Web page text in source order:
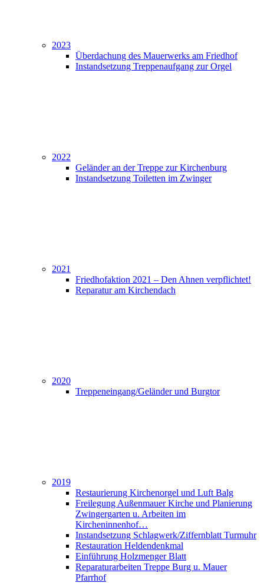
2023
Überdachung des Mauerwerks am Friedhof
Instandsetzung Treppenaufgang zur Orgel
2022
Geländer an der Treppe zur Kirchenburg
Instandsetzung Toiletten im Zwinger
2021
Friedhofaktion 2021 – Den Ahnen verpflichtet!
Reparatur am Kirchendach
2020
Treppeneingang/Geländer und Burgtor
2019
Restaurierung Kirchenorgel und Luft Balg
Freilegung Außenmauer Kirche und Planierung
Zwingergarten u. Arbeiten im
Kircheninnenhof…
Instandsetzung Schlagwerk/Ziffernblatt Turmuhr
Restauration Heldendenkmal
Einführung Holzmenger Blatt
Reparaturarbeiten Treppe Burg u. Mauer
Pfarrhof